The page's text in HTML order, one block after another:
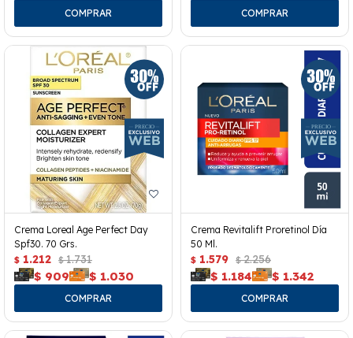
Crema Loreal Age Perfect Day
Spf30. 70 Grs.
$ 1.212 $ 1.731
$ 909 $ 1.030
Crema Revitalift Proretinol Día
50 Ml.
$ 1.579 $ 2.256
$ 1.184 $ 1.342